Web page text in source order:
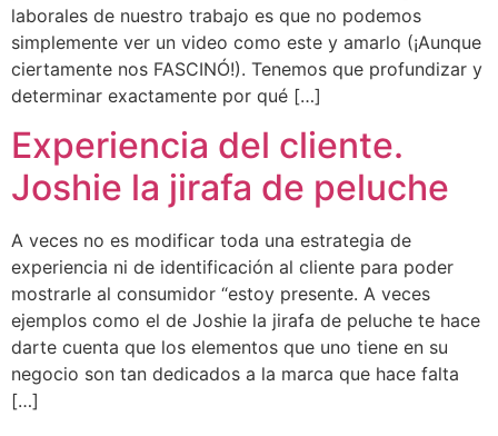
laborales de nuestro trabajo es que no podemos
simplemente ver un video como este y amarlo (¡Aunque
ciertamente nos FASCINÓ!). Tenemos que profundizar y
determinar exactamente por qué […]
Experiencia del cliente.
Joshie la jirafa de peluche
A veces no es modificar toda una estrategia de
experiencia ni de identificación al cliente para poder
mostrarle al consumidor “estoy presente. A veces
ejemplos como el de Joshie la jirafa de peluche te hace
darte cuenta que los elementos que uno tiene en su
negocio son tan dedicados a la marca que hace falta
[…]